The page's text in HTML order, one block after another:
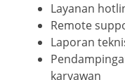
Layanan
Remote
Laporan
karyawan